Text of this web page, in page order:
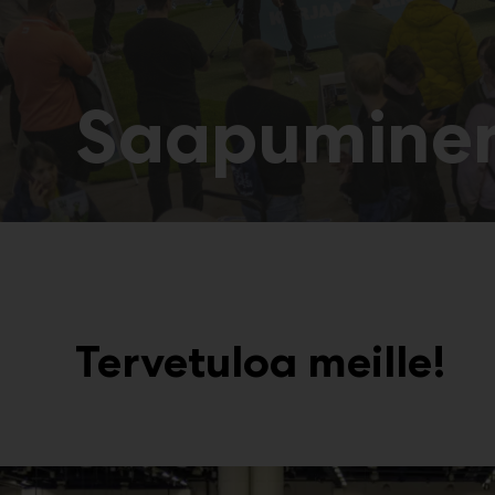
Tervetuloa meille!